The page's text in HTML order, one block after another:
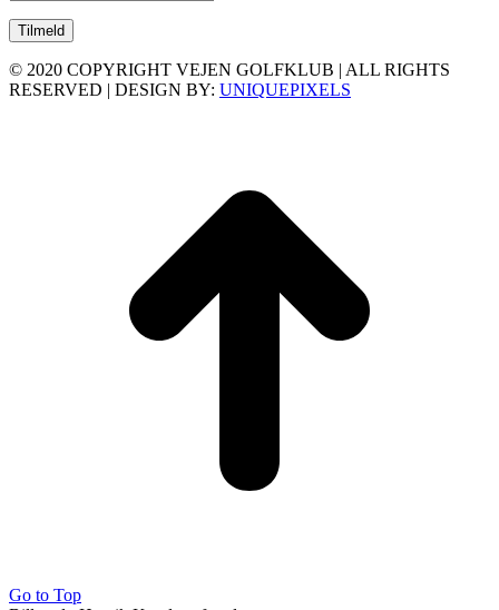
© 2020 COPYRIGHT VEJEN GOLFKLUB | ALL RIGHTS
RESERVED | DESIGN BY: UNIQUEPIXELS
Go to Top